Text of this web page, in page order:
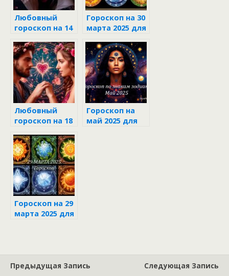
Любовный
гороскоп на 14
для всех
знаков
Гороскоп на 30
марта 2025 для
зодиака
Любовный
гороскоп на 18
Гороскоп на
май 2025 для
Гороскоп на 29
марта 2025 для
Предыдущая Запись
Следующая Запись